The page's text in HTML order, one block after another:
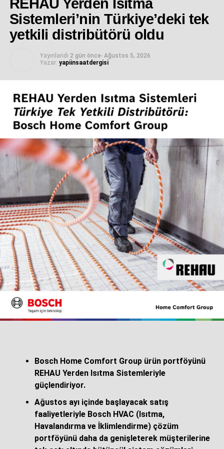
Altı Haftalık Eğitimle Mesleğe İlk Adım
Program kapsamında kursiyerler, iş sağlığı ve güvenliği,
teknik kaynak uygulamaları, mentörlük ve kişisel gelişim
almaya hak kazanırken, Manisa Ticaret ve Sanayi
Odası’nın desteğiyle Mesleki Yeterlilik Belgesi (MYK)
süreçlerinden de yararlanarak ulusal ve uluslararası
projelerde görev alabilecek mesleki yeterliliğe sahip
Elginkan Vakfı’ndan Nitelikli İstihdama Katkı
REHAU Yerden Isıtma
Sistemleri’nin Türkiye’deki tek
yetkili distribütörü oldu
Yayınlandı 2 gün önce- Ağustos 5, 2026
Yazar: yapiinsaatdergisi
Bosch Home Comfort Group ürün portföyünü
REHAU Yerden Isıtma Sistemleriyle
güçlendiriyor.
Ağustos ayı içinde başlayacak satış
faaliyetleriyle Bosch HVAC (Isıtma,
Havalandırma ve İklimlendirme) çözüm
portföyünü daha da genişleterek müşterilerine